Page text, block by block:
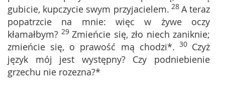
gubicie, kupczycie swym przyjacielem. 28 A teraz
popatrzcie na mnie: więc w żywe oczy
kłamałbym? 29 Zmieńcie się, zło niech zaniknie;
zmieńcie się, o prawość mą chodzi*. 30 Czyż
język mój jest występny? Czy podniebienie
grzechu nie rozezna?*